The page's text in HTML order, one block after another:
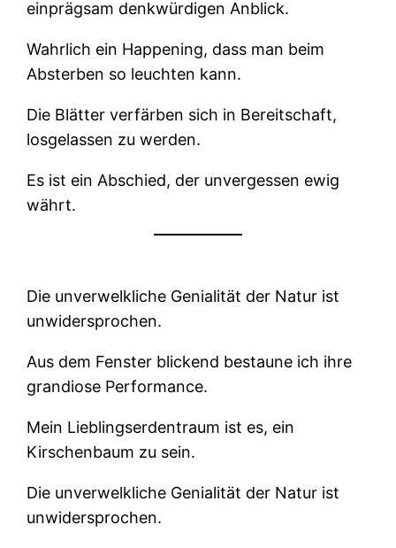
einprägsam denkwürdigen Anblick.
Wahrlich ein Happening, dass man beim
Absterben so leuchten kann.
Die Blätter verfärben sich in Bereitschaft,
losgelassen zu werden.
Es ist ein Abschied, der unvergessen ewig
währt.
Die unverwelkliche Genialität der Natur ist
unwidersprochen.
Aus dem Fenster blickend bestaune ich ihre
grandiose Performance.
Mein Lieblingserdentraum ist es, ein
Kirschenbaum zu sein.
Die unverwelkliche Genialität der Natur ist
unwidersprochen.